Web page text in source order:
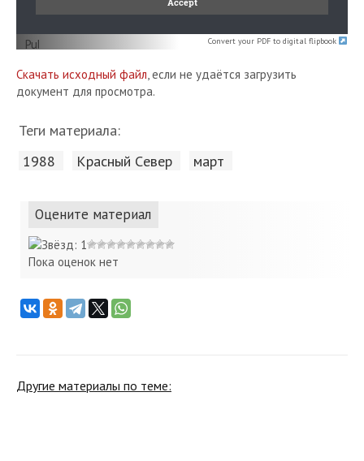
Convert your PDF to digital flipbook
Скачать исходный файл, если не удаётся загрузить
документ для просмотра.
Теги материала:
1988 Красный Cевер март
Оцените материал
Пока оценок нет
Другие материалы по теме: